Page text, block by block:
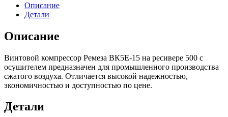
Описание
Детали
Описание
Винтовой компрессор Ремеза ВК5E-15 на ресивере 500 с
осушителем предназначен для промышленного производства
сжатого воздуха. Отличается высокой надежностью,
экономичностью и доступностью по цене.
Детали